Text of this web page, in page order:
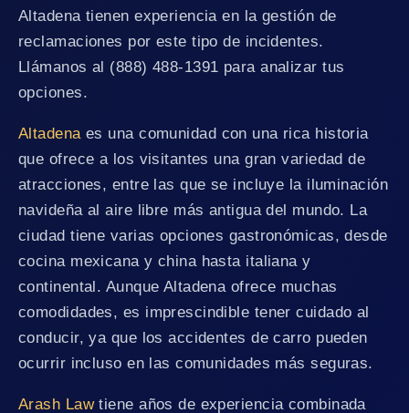
Altadena tienen experiencia en la gestión de
reclamaciones por este tipo de incidentes.
Llámanos al (888) 488-1391 para analizar tus
opciones.
Altadena es una comunidad con una rica historia
que ofrece a los visitantes una gran variedad de
atracciones, entre las que se incluye la iluminación
navideña al aire libre más antigua del mundo. La
ciudad tiene varias opciones gastronómicas, desde
cocina mexicana y china hasta italiana y
continental. Aunque Altadena ofrece muchas
comodidades, es imprescindible tener cuidado al
conducir, ya que los accidentes de carro pueden
ocurrir incluso en las comunidades más seguras.
Arash Lawtiene años de experiencia combinada